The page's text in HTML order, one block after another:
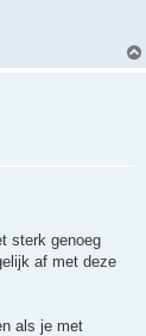
sterk genoeg
af met deze
als je met